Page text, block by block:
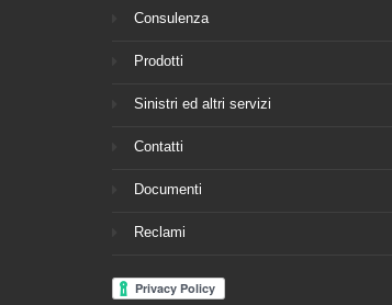
Consulenza
Prodotti
Sinistri ed altri servizi
Contatti
Documenti
Reclami